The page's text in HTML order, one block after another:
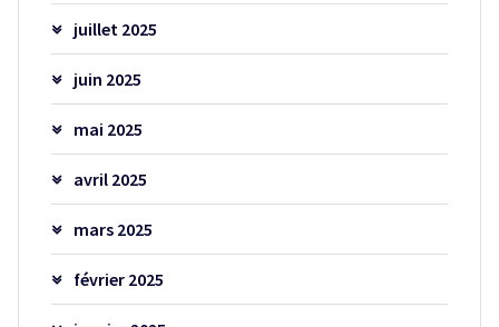
juillet 2025
juin 2025
mai 2025
avril 2025
mars 2025
février 2025